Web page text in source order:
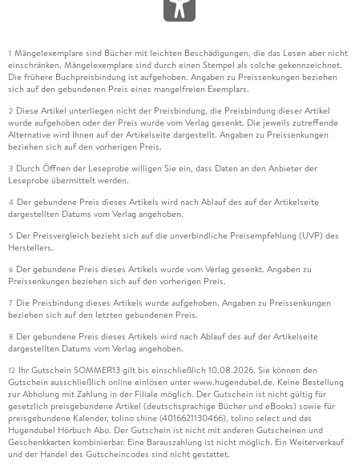
1 Mängelexemplare sind Bücher mit leichten Beschädigungen, die das Lesen aber nicht
einschränken. Mängelexemplare sind durch einen Stempel als solche gekennzeichnet.
Die frühere Buchpreisbindung ist aufgehoben. Angaben zu Preissenkungen beziehen
sich auf den gebundenen Preis eines mangelfreien Exemplars.
2 Diese Artikel unterliegen nicht der Preisbindung, die Preisbindung dieser Artikel
wurde aufgehoben oder der Preis wurde vom Verlag gesenkt. Die jeweils zutreffende
Alternative wird Ihnen auf der Artikelseite dargestellt. Angaben zu Preissenkungen
beziehen sich auf den vorherigen Preis.
3 Durch Öffnen der Leseprobe willigen Sie ein, dass Daten an den Anbieter der
Leseprobe übermittelt werden.
4 Der gebundene Preis dieses Artikels wird nach Ablauf des auf der Artikelseite
dargestellten Datums vom Verlag angehoben.
5 Der Preisvergleich bezieht sich auf die unverbindliche Preisempfehlung (UVP) des
Herstellers.
6 Der gebundene Preis dieses Artikels wurde vom Verlag gesenkt. Angaben zu
Preissenkungen beziehen sich auf den vorherigen Preis.
7 Die Preisbindung dieses Artikels wurde aufgehoben. Angaben zu Preissenkungen
beziehen sich auf den letzten gebundenen Preis.
8 Der gebundene Preis dieses Artikels wird nach Ablauf des auf der Artikelseite
dargestellten Datums vom Verlag angehoben.
12 Ihr Gutschein SOMMER13 gilt bis einschließlich 10.08.2026. Sie können den
Gutschein ausschließlich online einlösen unter www.hugendubel.de. Keine Bestellung
zur Abholung mit Zahlung in der Filiale möglich. Der Gutschein ist nicht gültig für
gesetzlich preisgebundene Artikel (deutschsprachige Bücher und eBooks) sowie für
preisgebundene Kalender, tolino shine (4016621130466), tolino select und das
Hugendubel Hörbuch Abo. Der Gutschein ist nicht mit anderen Gutscheinen und
Geschenkkarten kombinierbar. Eine Barauszahlung ist nicht möglich. Ein Weiterverkauf
und der Handel des Gutscheincodes sind nicht gestattet.